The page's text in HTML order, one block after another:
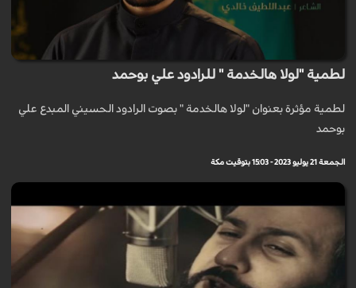
لطمية "لولا هالخدمة " للرادود علي بوحمد
لطمية مؤثرة بعنوان "لولا هالخدمة " بصوت الرادود الحسيني المبدع علي
بوحمد
الجمعة 21 يوليو 2023 - 15:03 بتوقيت مكة